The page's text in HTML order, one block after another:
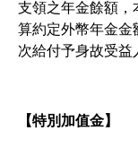
支領之年金餘額，
算約定外幣年金金
次給付予身故受益
【特別加值金】